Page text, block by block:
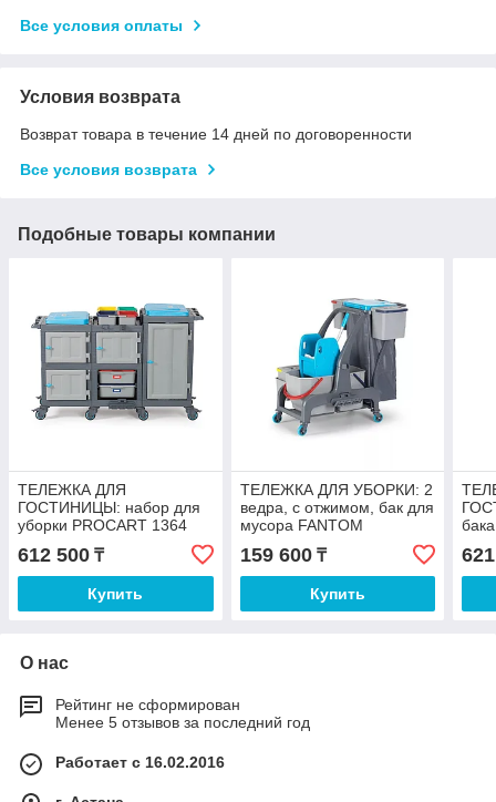
Все условия оплаты
Условия возврата
Возврат товара в течение 14 дней по договоренности
Все условия возврата
Подобные товары компании
ТЕЛЕЖКА ДЛЯ
ГОСТИНИЦЫ: набор для
уборки PROCART 1364
612 500 ₸
Купить
ТЕЛЕЖКА ДЛЯ УБОРКИ: 2
ведра, с отжимом, бак для
мусора FANTOM
PROCART JET736S
159 600₸
Купить
О нас
Рейтинг не сформирован
Менее 5 отзывов за последний год
Работает с 16.02.2016